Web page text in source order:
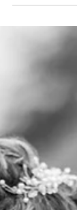
Maison